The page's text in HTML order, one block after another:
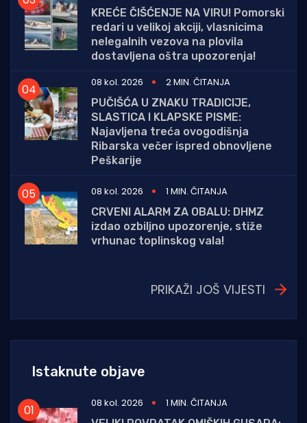
KREĆE ČIŠĆENJE NA VIRU! Pomorski
redari u velikoj akciji, vlasnicima
nelegalnih vezova na plovila
dostavljena oštra upozorenja!
08 kol. 2026
2 MIN. ČITANJA
PUČIŠĆA U ZNAKU TRADICIJE,
SLASTICA I KLAPSKE PISME:
Najavljena treća ovogodišnja
Ribarska večer ispred obnovljene
Peškarije
08 kol. 2026
1 MIN. ČITANJA
CRVENI ALARM ZA OBALU: DHMZ
izdao ozbiljno upozorenje, stiže
vrhunac toplinskog vala!
PRIKAŽI JOŠ VIJESTI
Istaknute objave
08 kol. 2026
1 MIN. ČITANJA